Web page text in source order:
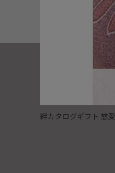
絆カタログギフト 慈愛